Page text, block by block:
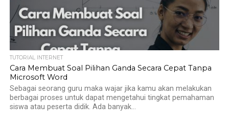
TUTORIAL INTERNET
Cara Membuat Soal Pilihan Ganda Secara Cepat Tanpa
Microsoft Word
Sebagai seorang guru maka wajar jika kamu akan melakukan
berbagai proses untuk dapat mengetahui tingkat pemahaman
siswa atau peserta didik. Ada banyak...